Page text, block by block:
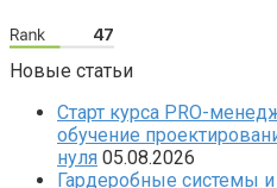
Новые статьи
Старт курса PRO-
обучение
нуля 05.08.2026
Гардеробные системы